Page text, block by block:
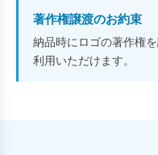
著作権譲渡のお約束
納品時にロゴの著作権
利用いただけます。